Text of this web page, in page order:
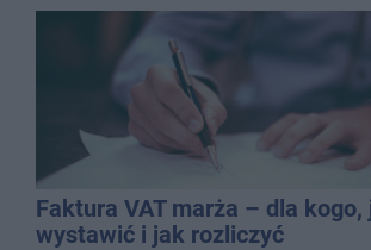
Faktura VAT marża – dla kogo,
wystawić i jak rozliczyć